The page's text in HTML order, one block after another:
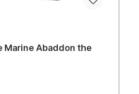
Marine Abaddon the